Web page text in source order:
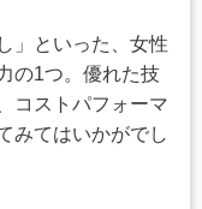
」といった、女性
の1つ。優れた技
コストパフォーマ
みてはいかがでし